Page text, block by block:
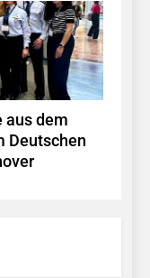
aus dem
Deutschen